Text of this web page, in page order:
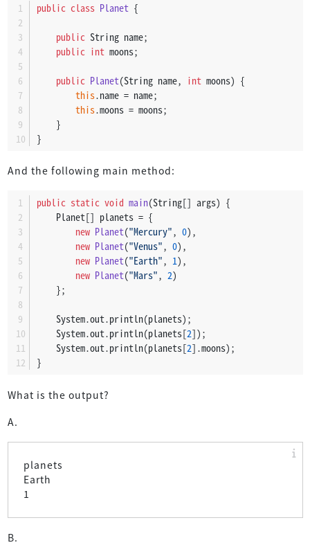
public class Planet {
public String name;
public int moons;
public Planet(String name, int moons) {
this.name = name;
this.moons = moons;
    }
}
And the following main method:
public static void main(String[] args) {
    Planet[] planets = {
new Planet("Mercury", 0),
new Planet("Venus", 0),
new Planet("Earth", 1),
new Planet("Mars", 2)
    };
    System.out.println(planets);
    System.out.println(planets[
2]);
    System.out.println(planets[
2].moons);
}
What is the output?
A.
planets
Earth
1
B.